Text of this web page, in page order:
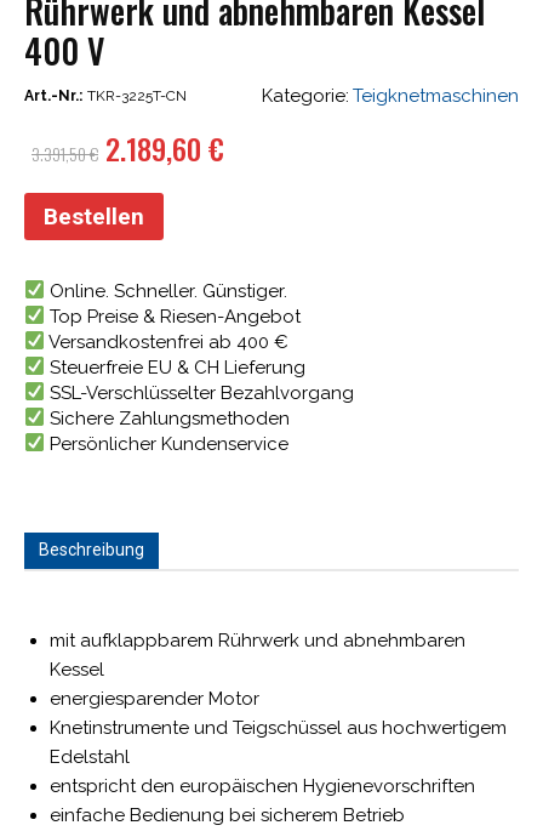
Rührwerk und abnehmbaren Kessel
400 V
Art.-Nr.: TKR-3225T-CN Kategorie: Teigknetmaschinen
3.391,50€ Ursprünglicher
Preis
war:
3.391,50 €
2.189,60€
Bestellen
Online. Schneller. Günstiger.
Top Preise & Riesen-Angebot
Versandkostenfrei ab 400 €
Steuerfreie EU & CH Lieferung
SSL-Verschlüsselter Bezahlvorgang
Sichere Zahlungsmethoden
Persönlicher Kundenservice
Beschreibung
mit aufklappbarem Rührwerk und abnehmbaren
Kessel
energiesparender Motor
Knetinstrumente und Teigschüssel aus hochwertigem
Edelstahl
entspricht den europäischen Hygienevorschriften
einfache Bedienung bei sicherem Betrieb